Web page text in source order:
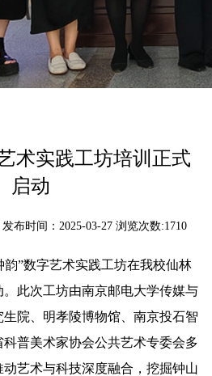
术实践工坊培训正式
启动
布时间：2025-03-27 浏览次数:1710
韵”数字艺术实践工坊在我校仙林
此次工坊由南京邮电大学传媒与
院、明孝陵博物馆、南京投石智
普美术家协会公共艺术专委会多
艺术与科技深度融合，挖掘钟山